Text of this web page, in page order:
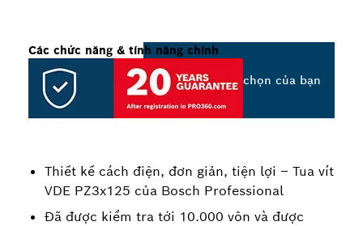
Thiết kế cách điện, đơn giản, tiện lợi – Tua vít
VDE PZ3x125 của Bosch Professional
Đã được kiểm tra tới 10.000 vôn và được
Các chức năng & tính năng chính
Chọn tùy chọn của bạn